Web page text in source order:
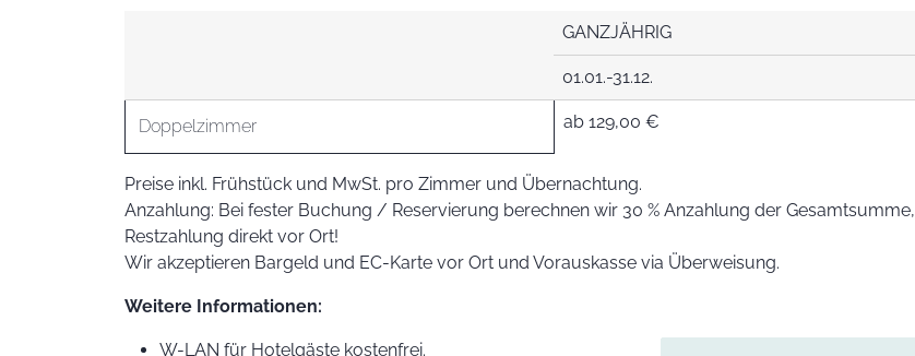
GANZJÄHRIG
01.01.-31.12.
Doppelzimmer ab 129,00 €
Preise inkl. Frühstück und MwSt. pro Zimmer und Übernachtung.
Anzahlung: Bei fester Buchung / Reservierung berechnen wir 30 % Anzahlung der Gesamtsumme,
Restzahlung direkt vor Ort!
Wir akzeptieren Bargeld und EC-Karte vor Ort und Vorauskasse via Überweisung.
Weitere Informationen:
W-LAN für Hotelgäste kostenfrei.